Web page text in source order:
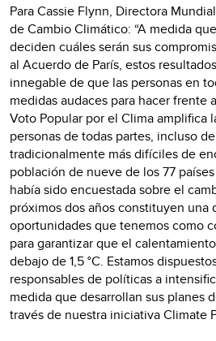
Para Cassie Flynn, Directora
de Cambio Climático: “A medida
deciden cuáles serán sus
al Acuerdo de París, estos
innegable de que las personas en
medidas audaces para hacer frente
Voto Popular por el Clima amplifica
personas de todas partes, incluso
tradicionalmente más difíciles de
población de nueve de los 77
había sido encuestada sobre el
próximos dos años constituyen una
oportunidades que tenemos como
para garantizar que el
debajo de 1,5 °C. Estamos
responsables de políticas a
medida que desarrollan sus planes
través de nuestra iniciativa Climate